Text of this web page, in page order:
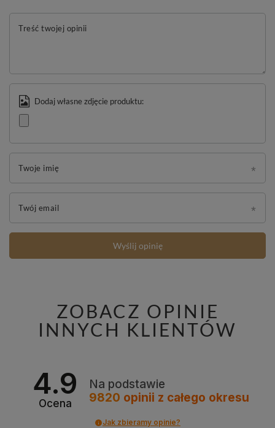
Treść twojej opinii
Dodaj własne zdjęcie produktu:
Twoje imię
Twój email
Wyślij opinię
ZOBACZ OPINIE
INNYCH KLIENTÓW
4.9
Ocena
Na podstawie
9820 opinii z całego okresu
Jak zbieramy opinie?